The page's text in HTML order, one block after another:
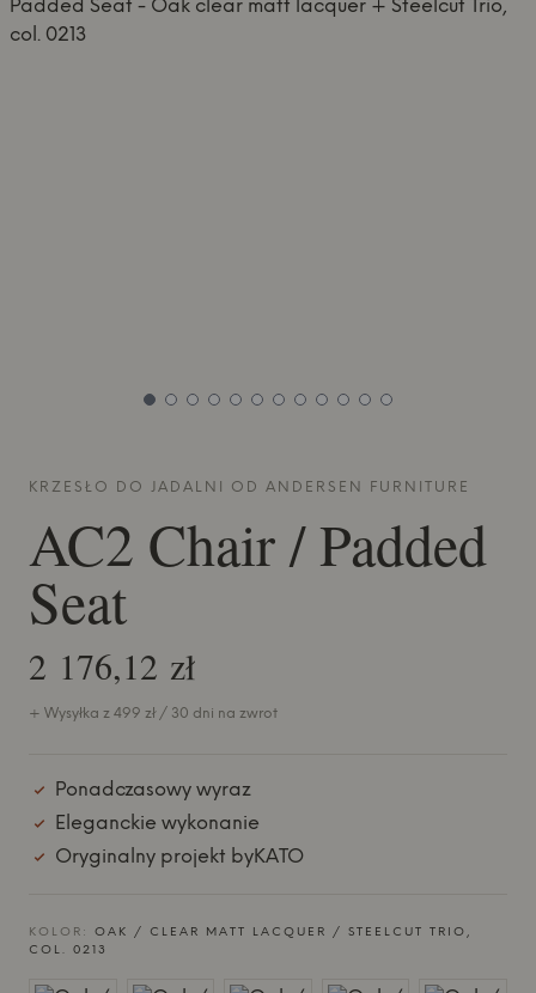
KRZESŁO DO JADALNI OD ANDERSEN FURNITURE
AC2 Chair / Padded
Seat
2 176,12 zł
+ Wysyłka z 499 zł / 30 dni na zwrot
Ponadczasowy wyraz
Eleganckie wykonanie
Oryginalny projekt byKATO
KOLOR: OAK / CLEAR MATT LACQUER / STEELCUT TRIO,
COL. 0213